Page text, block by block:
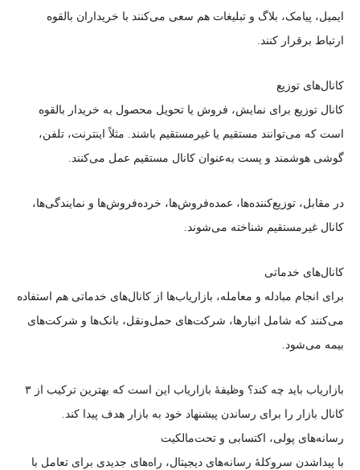
ایمیل، پیامک، بلاگ و تبلیغات هم سعی می‌کنند با خریداران بالقوه
ارتباط برقرار کنند.
کانال‌های توزیع
کانال توزیع برای نمایش، فروش یا تحویل محصول به خریدار بالقوه
است که می‌توانند مستقیم یا غیرمستقیم باشند. مثلاً اینترنت، تلفن،
گوشی هوشمند و پست به‌عنوان کانال‌ مستقیم عمل می‌کنند.
در مقابل، توزیع‌کننده‌ها، عمده‌فروش‌ها، خرده‌فروش‌ها و نمایندگی‌ها،
کانال غیرمستقیم شناخته می‌شوند.
کانال‌های خدماتی
برای انجام مبادله و معامله، بازاریاب‌ها از کانال‌های خدماتی هم استفاده
می‌کنند که شامل انبارها، شرکت‌های حمل‌ونقل، بانک‌ها و شرکت‌های
بیمه می‌شود.
بازاریاب باید چه کند؟ وظیفهٔ بازاریاب این است که بهترین ترکیب از ۳
کانال بازار را برای رساندن پیشنهاد خود به بازار هدف پیدا کند.
رسانه‌های پولی، اکتسابی و تحت‌مالکیت
با پیداشدن سروکلهٔ رسانه‌های دیجیتال، راه‌های جدیدی برای تعامل با